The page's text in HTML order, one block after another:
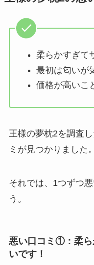
柔らかすぎて
最初は匂いが
価格が高いこ
王様の夢枕2を調査
ミが見つかりました。
それでは、1つずつ
う。
悪い口コミ①：柔ら
いです！